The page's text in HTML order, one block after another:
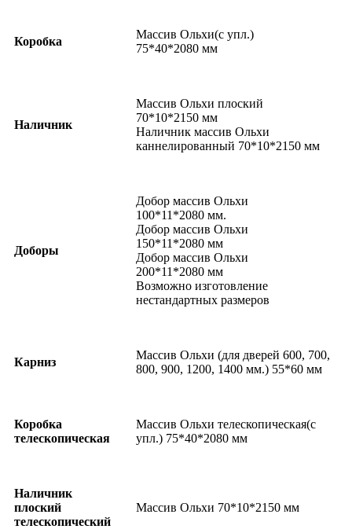
Коробка
Массив Ольхи(с упл.)
75*40*2080 мм
Наличник
Массив Ольхи плоский
70*10*2150 мм
Наличник массив Ольхи
каннелированный 70*10*2150 мм
Доборы
Добор массив Ольхи
100*11*2080 мм.
Добор массив Ольхи
150*11*2080 мм
Добор массив Ольхи
200*11*2080 мм
Возможно изготовление
нестандартных размеров
Карниз
Массив Ольхи (для дверей 600, 700,
800, 900, 1200, 1400 мм.) 55*60 мм
Коробка
телескопическая
Массив Ольхи телескопическая(с
упл.) 75*40*2080 мм
Наличник
плоский
телескопический
Массив Ольхи 70*10*2150 мм